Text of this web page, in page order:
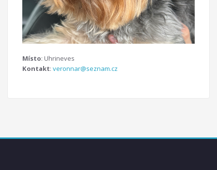
Místo: Uhrineves
Kontakt: veronnar@seznam.cz